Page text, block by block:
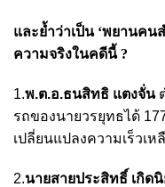
และย้ำว่าเป็น ‘พยานค
ความจริงในคดีนี้ ?
1.พ.ต.อ.ธนสิทธิ แตงจั่น
รถของนายวรยุทธได้
เปลี่ยนแปลงความเร็วเ
2.นายสายประสิทธิ์ เกิด